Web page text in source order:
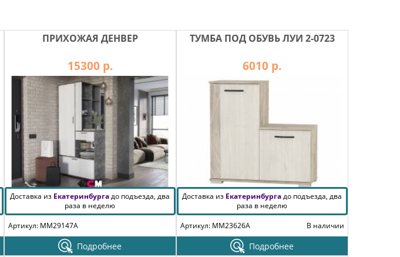
ПРИХОЖАЯ ДЕНВЕР
15300 р.
Доставка из Екатеринбургадо подъезда, два
раза в неделю
Артикул: MM29147A
Подробнее
ТУМБА ПОД ОБУВЬ ЛУИ 2-0723
6010 р.
Доставка из Екатеринбургадо подъезда, два
раза в неделю
Артикул: MM23626A
В наличии
Подробнее